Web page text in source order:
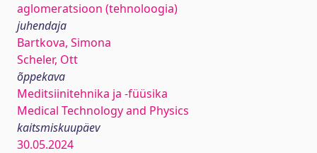
aglomeratsioon (tehnoloogia)
juhendaja
Bartkova, Simona
Scheler, Ott
õppekava
Meditsiinitehnika ja -füüsika
Medical Technology and Physics
kaitsmiskuupäev
30.05.2024